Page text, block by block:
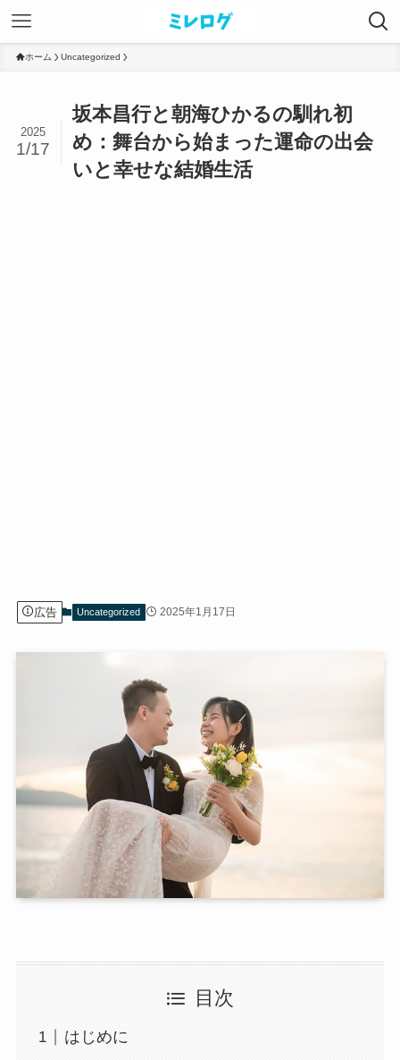
ホーム Uncategorized
坂本昌行と朝海ひかるの馴れ初
め：舞台から始まった運命の出会
いと幸せな結婚生活
2025
1/17
広告 Uncategorized 2025年1月17日
目次
はじめに